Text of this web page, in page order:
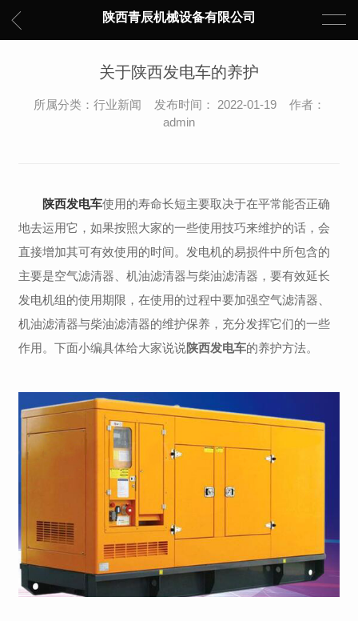
陕西青辰机械设备有限公司
关于陕西发电车的养护
所属分类：行业新闻 发布时间： 2022-01-19 作者：
admin
陕西发电车使用的寿命长短主要取决于在平常能否正确
地去运用它，如果按照大家的一些使用技巧来维护的话，会
直接增加其可有效使用的时间。发电机的易损件中所包含的
主要是空气滤清器、机油滤清器与柴油滤清器，要有效延长
发电机组的使用期限，在使用的过程中要加强空气滤清器、
机油滤清器与柴油滤清器的维护保养，充分发挥它们的一些
作用。下面小编具体给大家说说陕西发电车的养护方法。